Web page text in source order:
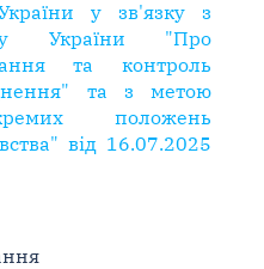
у зв'язку з
України "Про
та контроль
та з метою
положень
від 16.07.2025